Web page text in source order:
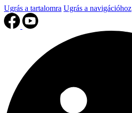
Ugrás a tartalomra Ugrás a navigációhoz